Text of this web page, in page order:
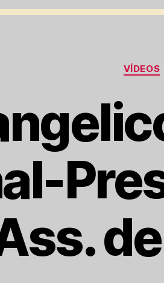
VÍDEOS